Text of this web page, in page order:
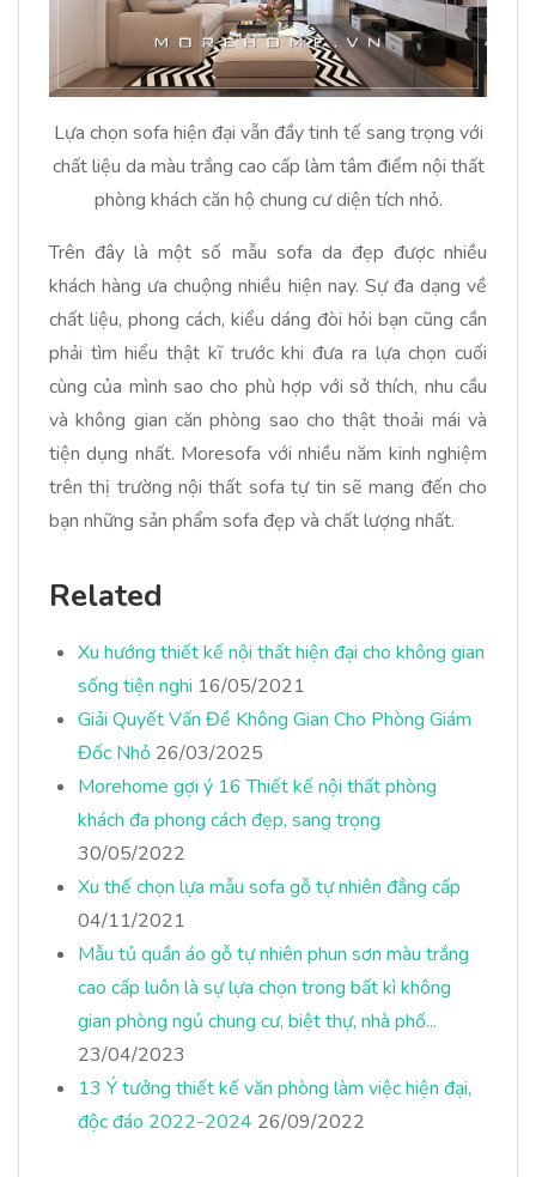
Lựa chọn sofa hiện đại vẫn đầy tinh tế sang trọng với
chất liệu da màu trắng cao cấp làm tâm điểm nội thất
phòng khách căn hộ chung cư diện tích nhỏ.
Trên đây là một số mẫu sofa da đẹp được nhiều
khách hàng ưa chuộng nhiều hiện nay. Sự đa dạng về
chất liệu, phong cách, kiểu dáng đòi hỏi bạn cũng cần
phải tìm hiểu thật kĩ trước khi đưa ra lựa chọn cuối
cùng của mình sao cho phù hợp với sở thích, nhu cầu
và không gian căn phòng sao cho thật thoải mái và
tiện dụng nhất. Moresofa với nhiều năm kinh nghiệm
trên thị trường nội thất sofa tự tin sẽ mang đến cho
bạn những sản phẩm sofa đẹp và chất lượng nhất.
Related
Xu hướng thiết kế nội thất hiện đại cho không gian
sống tiện nghi 16/05/2021
Giải Quyết Vấn Đề Không Gian Cho Phòng Giám
Đốc Nhỏ 26/03/2025
Morehome gợi ý 16 Thiết kế nội thất phòng
khách đa phong cách đẹp, sang trọng
30/05/2022
Xu thế chọn lựa mẫu sofa gỗ tự nhiên đẳng cấp
04/11/2021
Mẫu tủ quần áo gỗ tự nhiên phun sơn màu trắng
cao cấp luôn là sự lựa chọn trong bất kì không
gian phòng ngủ chung cư, biệt thự, nhà phố...
23/04/2023
13 Ý tưởng thiết kế văn phòng làm việc hiện đại,
độc đáo 2022-2024 26/09/2022